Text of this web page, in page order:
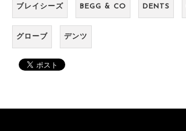
ブレイシーズ BEGG & CO DENTS
グローブ デンツ